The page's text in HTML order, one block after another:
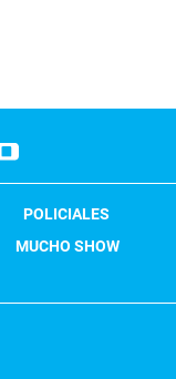
POLICIALES
MUCHO SHOW